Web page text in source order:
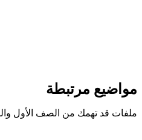
مواضيع مرتبطة
ملفات قد تهمك من الصف الأول